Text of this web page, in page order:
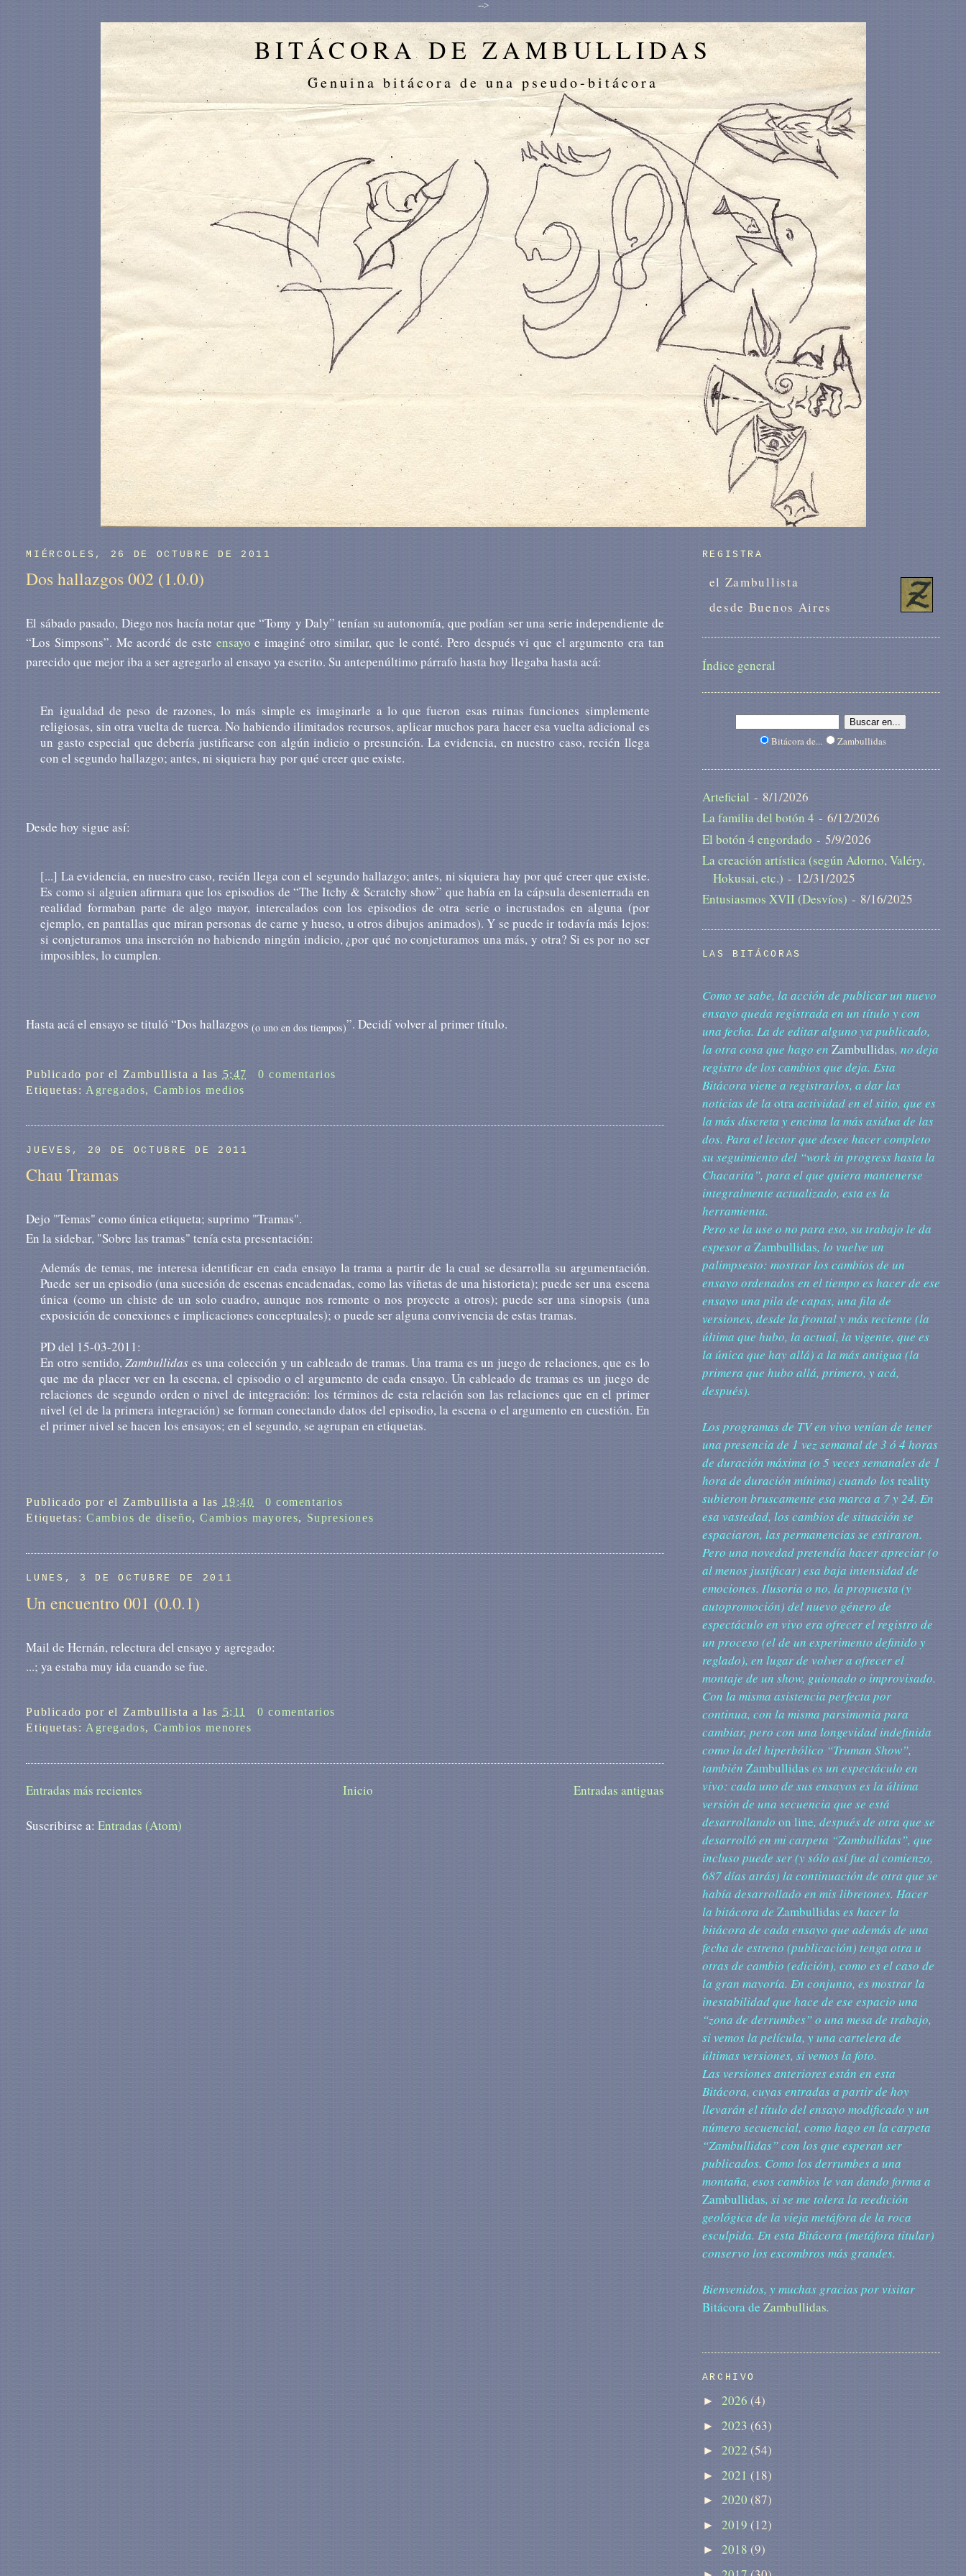
-->
BITÁCORA DE ZAMBULLIDAS
Genuina bitácora de una pseudo-bitácora
MIÉRCOLES, 26 DE OCTUBRE DE 2011
Dos hallazgos 002 (1.0.0)
El sábado pasado, Diego nos hacía notar que “Tomy y Daly” tenían su autonomía, que podían ser una serie independiente de
“Los Simpsons”. Me acordé de este ensayo e imaginé otro similar, que le conté. Pero después vi que el argumento era tan
parecido que mejor iba a ser agregarlo al ensayo ya escrito. Su antepenúltimo párrafo hasta hoy llegaba hasta acá:
En igualdad de peso de razones, lo más simple es imaginarle a lo que fueron esas ruinas funciones simplemente
religiosas, sin otra vuelta de tuerca. No habiendo ilimitados recursos, aplicar muchos para hacer esa vuelta adicional es
un gasto especial que debería justificarse con algún indicio o presunción. La evidencia, en nuestro caso, recién llega
con el segundo hallazgo; antes, ni siquiera hay por qué creer que existe.
Desde hoy sigue así:
[...] La evidencia, en nuestro caso, recién llega con el segundo hallazgo; antes, ni siquiera hay por qué creer que existe.
Es como si alguien afirmara que los episodios de “The Itchy & Scratchy show” que había en la cápsula desenterrada en
realidad formaban parte de algo mayor, intercalados con los episodios de otra serie o incrustados en alguna (por
ejemplo, en pantallas que miran personas de carne y hueso, u otros dibujos animados). Y se puede ir todavía más lejos:
si conjeturamos una inserción no habiendo ningún indicio, ¿por qué no conjeturamos una más, y otra? Si es por no ser
imposibles, lo cumplen.
Hasta acá el ensayo se tituló “Dos hallazgos(o uno en dos tiempos)”. Decidí volver al primer título.
Publicado por el Zambullista a las 5:47
0 comentarios
Etiquetas: Agregados, Cambios medios
JUEVES, 20 DE OCTUBRE DE 2011
Chau Tramas
Dejo "Temas" como única etiqueta; suprimo "Tramas".
En la sidebar, "Sobre las tramas" tenía esta presentación:
Además de temas, me interesa identificar en cada ensayo la trama a partir de la cual se desarrolla su argumentación.
Puede ser un episodio (una sucesión de escenas encadenadas, como las viñetas de una historieta); puede ser una escena
única (como un chiste de un solo cuadro, aunque nos remonte o nos proyecte a otros); puede ser una sinopsis (una
exposición de conexiones e implicaciones conceptuales); o puede ser alguna convivencia de estas tramas.
PD del 15-03-2011:
En otro sentido,Zambullidas es una colección y un cableado de tramas. Una trama es un juego de relaciones, que es lo
que me da placer ver en la escena, el episodio o el argumento de cada ensayo. Un cableado de tramas es un juego de
relaciones de segundo orden o nivel de integración: los términos de esta relación son las relaciones que en el primer
nivel (el de la primera integración) se forman conectando datos del episodio, la escena o el argumento en cuestión. En
el primer nivel se hacen los ensayos; en el segundo, se agrupan en etiquetas.
Publicado por el Zambullista a las 19:40
0 comentarios
Etiquetas:Cambios de diseño,Cambios mayores, Supresiones
LUNES, 3 DE OCTUBRE DE 2011
Un encuentro 001 (0.0.1)
Mail de Hernán, relectura del ensayo y agregado:
...; ya estaba muy ida cuando se fue.
Publicado por el Zambullista a las 5:11
0 comentarios
Etiquetas: Agregados, Cambios menores
Entradas más recientes Entradas antiguas
Inicio
Suscribirse a:Entradas (Atom)
REGISTRA
el Zambullista
desde Buenos Aires
Índice general
Bitácora de... Zambullidas
Arteficial - 8/1/2026
La familia del botón 4 - 6/12/2026
El botón 4 engordado - 5/9/2026
La creación artística (según Adorno, Valéry,
Hokusai, etc.) - 12/31/2025
Entusiasmos XVII (Desvíos) - 8/16/2025
LAS BITÁCORAS
Como se sabe, la acción de publicar un nuevo
ensayo queda registrada en un título y con
una fecha. La de editar alguno ya publicado,
la otra cosa que hago en Zambullidas, no deja
registro de los cambios que deja. Esta
Bitácora viene a registrarlos, a dar las
noticias de la otraactividad en el sitio, que es
la más discreta y encima la más asidua de las
dos. Para el lector que desee hacer completo
su seguimiento del “work in progress hasta la
Chacarita”, para el que quiera mantenerse
integralmente actualizado, esta es la
herramienta.
Pero se la use o no para eso, su trabajo le da
espesor a Zambullidas, lo vuelve un
palimpsesto: mostrar los cambios de un
ensayo ordenados en el tiempo es hacer de ese
ensayo una pila de capas, una fila de
versiones, desde la frontal y más reciente (la
última que hubo, la actual, la vigente, que es
la única que hay allá) a la más antigua (la
primera que hubo allá, primero, y acá,
después).
Los programas de TV en vivo venían de tener
una presencia de 1 vez semanal de 3 ó 4 horas
de duración máxima (o 5 veces semanales de 1
hora de duración mínima) cuando los reality
subieron bruscamente esa marca a 7 y 24. En
esa vastedad, los cambios de situación se
espaciaron, las permanencias se estiraron.
Pero una novedad pretendía hacer apreciar (o
al menos justificar) esa baja intensidad de
emociones. Ilusoria o no, la propuesta (y
autopromoción) del nuevo género de
espectáculo en vivo era ofrecer el registro de
un proceso (el de un experimento definido y
reglado), en lugar de volver a ofrecer el
montaje de un show, guionado o improvisado.
Con la misma asistencia perfecta por
continua, con la misma parsimonia para
cambiar, pero con una longevidad indefinida
como la del hiperbólico “Truman Show”,
también Zambullidas es un espectáculo en
vivo: cada uno de sus ensayos es la última
versión de una secuencia que se está
desarrollando on line, después de otra que se
desarrolló en mi carpeta “Zambullidas”, que
incluso puede ser (y sólo así fue al comienzo,
687 días atrás) la continuación de otra que se
había desarrollado en mis libretones. Hacer
la bitácora de Zambullidas es hacer la
bitácora de cada ensayo que además de una
fecha de estreno (publicación) tenga otra u
otras de cambio (edición), como es el caso de
la gran mayoría. En conjunto, es mostrar la
inestabilidad que hace de ese espacio una
“zona de derrumbes” o una mesa de trabajo,
si vemos la película, y una cartelera de
últimas versiones, si vemos la foto.
Las versiones anteriores están en esta
Bitácora, cuyas entradas a partir de hoy
llevarán el título del ensayo modificado y un
número secuencial, como hago en la carpeta
“Zambullidas” con los que esperan ser
publicados. Como los derrumbes a una
montaña, esos cambios le van dando forma a
Zambullidas, si se me tolera la reedición
geológica de la vieja metáfora de la roca
esculpida. En esta Bitácora (metáfora titular)
conservo los escombros más grandes.
Bienvenidos, y muchas gracias por visitar
Bitácora de Zambullidas.
ARCHIVO
► 2026 (4)
► 2023 (63)
► 2022 (54)
► 2021 (18)
► 2020 (87)
► 2019 (12)
► 2018 (9)